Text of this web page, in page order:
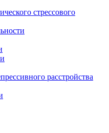
стрессового
расстройства